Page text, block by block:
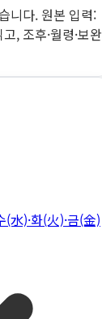
니다. 원본 입력:
, 조후·월령·보완
水)·화(火)·금(金)